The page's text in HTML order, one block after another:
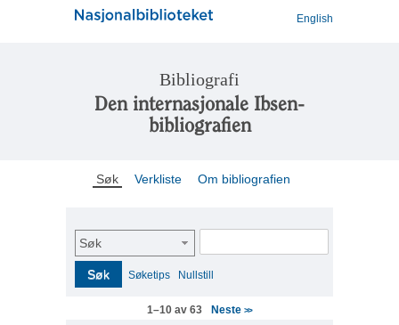
English
Bibliografi
Den internasjonale Ibsen-
bibliografien
Søk Verkliste Om bibliografien
Søk
Søk Søketips Nullstill
1–10 av 63 Neste>>